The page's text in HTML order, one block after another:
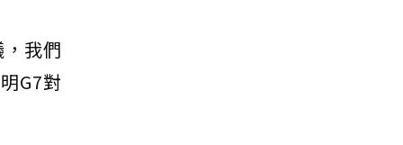
我們
G7對